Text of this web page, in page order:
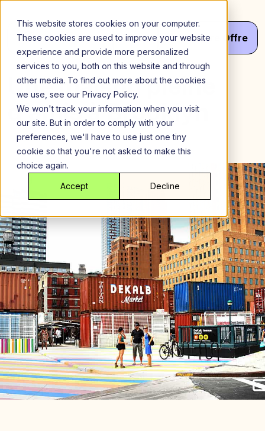
This website stores cookies on your computer.
These cookies are used to improve your website
experience and provide more personalized
services to you, both on this website and through
other media. To find out more about the cookies
we use, see our Privacy Policy.
We won't track your information when you visit
our site. But in order to comply with your
preferences, we'll have to use just one tiny
cookie so that you're not asked to make this
choice again.
Accept Decline
Aller
contenu
Menu
VaVotre Offre
Une maison pleine
d’amis à Brooklyn